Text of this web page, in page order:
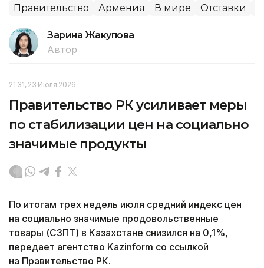
Правительство Армения В мире Отставки
Зарина Жакупова
Автор
21:31, 23 Июля 2026
Правительство РК усиливает меры
по стабилизации цен на социально
значимые продукты
По итогам трех недель июля средний индекс цен
на социально значимые продовольственные
товары (СЗПТ) в Казахстане снизился на 0,1%,
передает агентство Kazinform со ссылкой
на Правительство РК.